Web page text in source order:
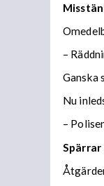
–
Ganska
Nu
–
Spärrar